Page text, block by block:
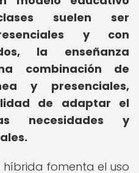
suelen ser
y con
la enseñanza
combinación de
y presenciales,
de adaptar el
necesidades y
híbrida fomenta el uso